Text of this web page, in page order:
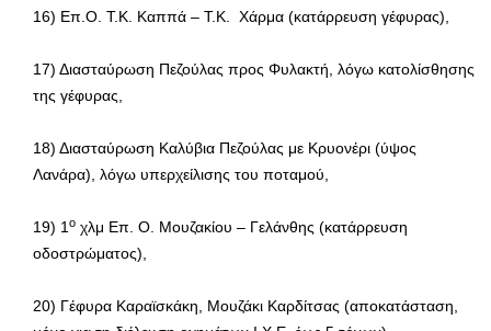
16) Επ.Ο. Τ.Κ. Καππά – Τ.Κ. Χάρμα (κατάρρευση γέφυρας),
17) Διασταύρωση Πεζούλας προς Φυλακτή, λόγω κατολίσθησης
της γέφυρας,
18) Διασταύρωση Καλύβια Πεζούλας με Κρυονέρι (ύψος
Λανάρα), λόγω υπερχείλισης του ποταμού,
19) 1 ο χλμ Επ. Ο. Μουζακίου – Γελάνθης (κατάρρευση
οδοστρώματος),
20) Γέφυρα Καραϊσκάκη, Μουζάκι Καρδίτσας (αποκατάσταση,